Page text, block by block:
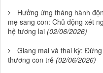
Hưởng ứng tháng hành
mẹ sang con: Chủ động xét
hệ tương lai (02/06/2026)
Giang mai và thai kỳ:
thương con trẻ (02/06/2026)